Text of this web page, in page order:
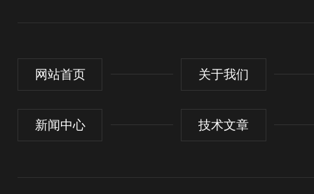
网站首页 关于我们
新闻中心 技术文章